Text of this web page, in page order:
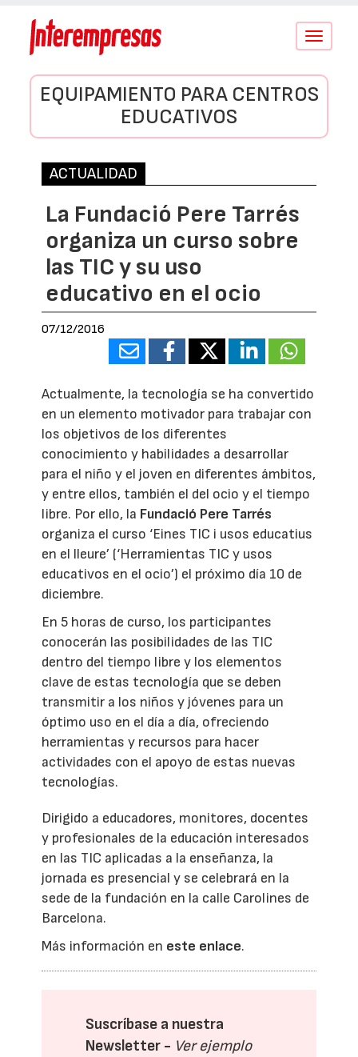
Conmutar
EQUIPAMIENTO PARA CENTROS
EDUCATIVOS
ACTUALIDAD
La Fundació Pere Tarrés
organiza un curso sobre
las TIC y su uso
educativo en el ocio
07/12/2016
Actualmente, la tecnología se ha convertido
en un elemento motivador para trabajar con
los objetivos de los diferentes
conocimiento y habilidades a desarrollar
para el niño y el joven en diferentes ámbitos,
y entre ellos, también el del ocio y el tiempo
libre. Por ello, la Fundació Pere Tarrés
organiza el curso ‘Eines TIC i usos educatius
en el lleure’ (‘Herramientas TIC y usos
educativos en el ocio’) el próximo día 10 de
diciembre.
En 5 horas de curso, los participantes
conocerán las posibilidades de las TIC
dentro del tiempo libre y los elementos
clave de estas tecnología que se deben
transmitir a los niños y jóvenes para un
óptimo uso en el día a día, ofreciendo
herramientas y recursos para hacer
actividades con el apoyo de estas nuevas
tecnologías.
Dirigido a educadores, monitores, docentes
y profesionales de la educación interesados
en las TIC aplicadas a la enseñanza, la
jornada es presencial y se celebrará en la
sede de la fundación en la calle Carolines de
Barcelona.
Más información en este enlace.
Suscríbase a nuestra
Newsletter - Ver ejemplo